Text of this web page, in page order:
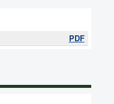
PDF